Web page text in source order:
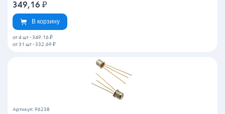
349,16 ₽
В корзину
от 4 шт - 349.16 ₽
от 31 шт - 332.69 ₽
Артикул: 96238